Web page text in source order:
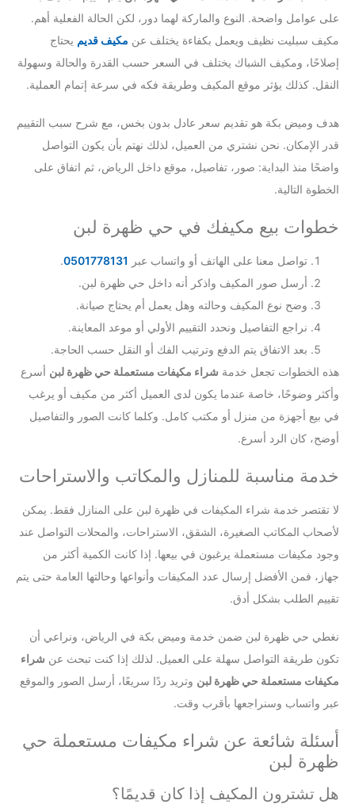
على عوامل واضحة. النوع والماركة لهما دور، لكن الحالة الفعلية أهم.
مكيف سبليت نظيف ويعمل بكفاءة يختلف عن مكيف قديم يحتاج
إصلاحًا، ومكيف الشباك يختلف في السعر حسب القدرة والحالة وسهولة
النقل. كذلك يؤثر موقع المكيف وطريقة فكه في سرعة إتمام العملية.
هدف وميض بكة هو تقديم سعر عادل بدون بخس، مع شرح سبب التقييم
قدر الإمكان. نحن نشتري من العميل، لذلك نهتم بأن يكون التواصل
واضحًا منذ البداية: صور، تفاصيل، موقع داخل الرياض، ثم اتفاق على
الخطوة التالية.
خطوات بيع مكيفك في حي ظهرة لبن
تواصل معنا على الهاتف أو واتساب عبر 0501778131
.
أرسل صور المكيف واذكر أنه داخل حي ظهرة لبن.
وضح نوع المكيف وحالته وهل يعمل أم يحتاج صيانة.
نراجع التفاصيل ونحدد التقييم الأولي أو موعد المعاينة.
بعد الاتفاق يتم الدفع وترتيب الفك أو النقل حسب الحاجة.
هذه الخطوات تجعل خدمة شراء مكيفات مستعملة حي ظهرة لبن أسرع
وأكثر وضوحًا، خاصة عندما يكون لدى العميل أكثر من مكيف أو يرغب
في بيع أجهزة من منزل أو مكتب كامل. وكلما كانت الصور والتفاصيل
أوضح، كان الرد أسرع.
خدمة مناسبة للمنازل والمكاتب والاستراحات
لا تقتصر خدمة شراء المكيفات في ظهرة لبن على المنازل فقط. يمكن
لأصحاب المكاتب الصغيرة، الشقق، الاستراحات، والمحلات التواصل عند
وجود مكيفات مستعملة يرغبون في بيعها. إذا كانت الكمية أكثر من
جهاز، فمن الأفضل إرسال عدد المكيفات وأنواعها وحالتها العامة حتى يتم
تقييم الطلب بشكل أدق.
نغطي حي ظهرة لبن ضمن خدمة وميض بكة في الرياض، ونراعي أن
تكون طريقة التواصل سهلة على العميل. لذلك إذا كنت تبحث عن شراء
مكيفات مستعملة حي ظهرة لبن وتريد ردًا سريعًا، أرسل الصور والموقع
عبر واتساب وسنراجعها بأقرب وقت.
أسئلة شائعة عن شراء مكيفات مستعملة حي
ظهرة لبن
هل تشترون المكيف إذا كان قديمًا؟